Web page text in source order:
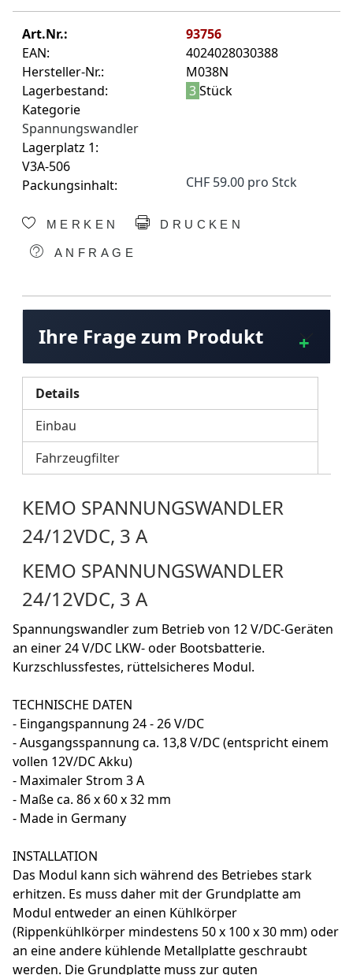
Art.Nr.:
93756
EAN:
4024028030388
Hersteller-Nr.:
M038N
Lagerbestand:
3Stück
Kategorie
Spannungswandler
Lagerplatz 1:
V3A-506
Packungsinhalt:
CHF 59.00 pro Stck
MERKEN DRUCKEN
ANFRAGE
Ihre Frage zum Produkt
Details
Einbau
Fahrzeugfilter
KEMO SPANNUNGSWANDLER
24/12VDC, 3 A
KEMO SPANNUNGSWANDLER
24/12VDC, 3 A
Spannungswandler zum Betrieb von 12 V/DC-Geräten
an einer 24 V/DC LKW- oder Bootsbatterie.
Kurzschlussfestes, rüttelsicheres Modul.
TECHNISCHE DATEN
- Eingangspannung 24 - 26 V/DC
- Ausgangsspannung ca. 13,8 V/DC (entspricht einem
vollen 12V/DC Akku)
- Maximaler Strom 3 A
- Maße ca. 86 x 60 x 32 mm
- Made in Germany
INSTALLATION
Das Modul kann sich während des Betriebes stark
erhitzen. Es muss daher mit der Grundplatte am
Modul entweder an einen Kühlkörper
(Rippenkühlkörper mindestens 50 x 100 x 30 mm) oder
an eine andere kühlende Metallplatte geschraubt
werden. Die Grundplatte muss zur guten